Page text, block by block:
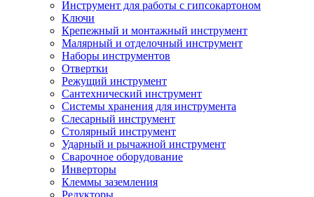
Инструмент для работы с гипсокартоном
Ключи
Крепежный и монтажный инструмент
Малярный и отделочный инструмент
Наборы инструментов
Отвертки
Режущий инструмент
Сантехнический инструмент
Системы хранения для инструмента
Слесарный инструмент
Столярный инструмент
Ударный и рычажной инструмент
Сварочное оборудование
Инверторы
Клеммы заземления
Редукторы